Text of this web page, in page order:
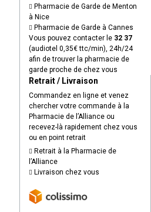
Pharmacie de Garde de Menton
à Nice
Pharmacie de Garde à Cannes
Vous pouvez contacter le 32 37
(audiotel 0,35€ ttc/min), 24h/24
afin de trouver la pharmacie de
garde proche de chez vous
Retrait / Livraison
Commandez en ligne et venez
chercher votre commande à la
Pharmacie de l’Alliance ou
recevez-là rapidement chez vous
ou en point retrait
Retrait à la Pharmacie de
l’Alliance
Livraison chez vous